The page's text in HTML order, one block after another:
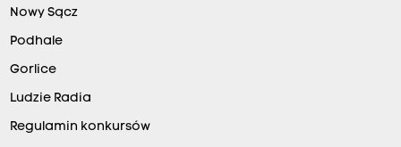
Nowy Sącz
Podhale
Gorlice
Ludzie Radia
Regulamin konkursów